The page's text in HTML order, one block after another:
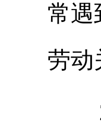
常遇
劳动